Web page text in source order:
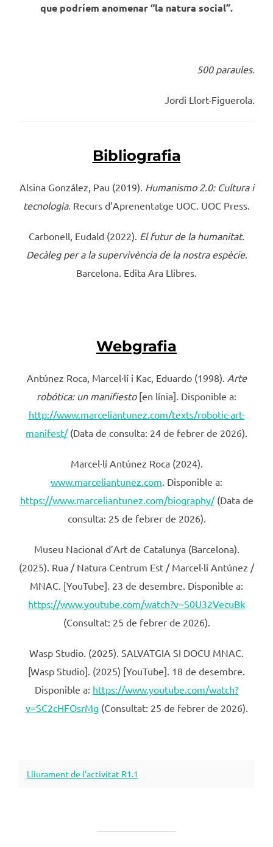
que podríem anomenar “la natura social”.
500 paraules.
Jordi Llort-Figuerola.
Bibliografia
Alsina González, Pau (2019). Humanismo 2.0: Cultura i
tecnologia. Recurs d’Aprenentatge UOC. UOC Press.
Carbonell, Eudald (2022). El futur de la humanitat.
Decàleg per a la supervivència de la nostra espècie.
Barcelona. Edita Ara Llibres.
Webgrafia
Antúnez Roca, Marcel·lí i Kac, Eduardo (1998). Arte
robótica: un manifiesto [en línia]. Disponible a:
http://www.marceliantunez.com/texts/robotic-art-
manifest/(Data de consulta: 24 de febrer de 2026).
Marcel·lí Antúnez Roca (2024).
www.marceliantunez.com. Disponible a:
https://www.marceliantunez.com/biography/(Data de
consulta: 25 de febrer de 2026).
Museu Nacional d’Art de Catalunya (Barcelona).
(2025). Rua / Natura Centrum Est / Marcel·lí Antúnez /
MNAC. [YouTube]. 23 de desembre. Disponible a:
https://www.youtube.com/watch?v=S0U32VecuBk
(Consultat: 25 de febrer de 2026).
Wasp Studio. (2025). SALVATGIA SI DOCU MNAC.
[Wasp Studio]. (2025) [YouTube]. 18 de desembre.
Disponible a: https://www.youtube.com/watch?
v=SC2cHFOsrMg (Consultat: 25 de febrer de 2026).
Lliurament de l'activitat R1.1